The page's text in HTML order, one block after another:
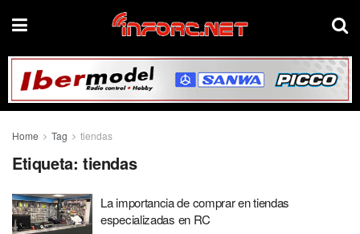
Home Tag tiendas
Etiqueta: tiendas
La importancia de comprar en tiendas
especializadas en RC